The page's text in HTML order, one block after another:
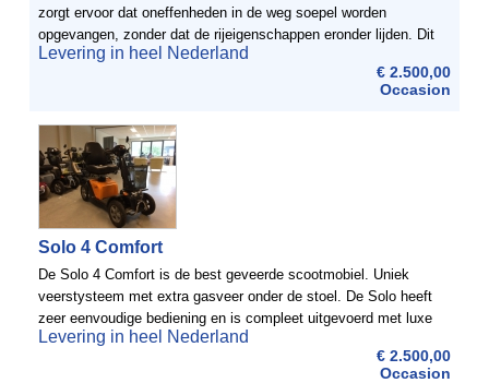
zorgt ervoor dat oneffenheden in de weg soepel worden
opgevangen, zonder dat de rijeigenschappen eronder lijden. Dit
maakt de Solo uitermate geschikt voor lange afstanden en ...
Levering in heel Nederland
€ 2.500,00
Occasion
Solo 4 Comfort
De Solo 4 Comfort is de best geveerde scootmobiel. Uniek
veerstysteem met extra gasveer onder de stoel. De Solo heeft
zeer eenvoudige bediening en is compleet uitgevoerd met luxe
comfortabele stoel, spiegel, verlichting, ...
Levering in heel Nederland
€ 2.500,00
Occasion